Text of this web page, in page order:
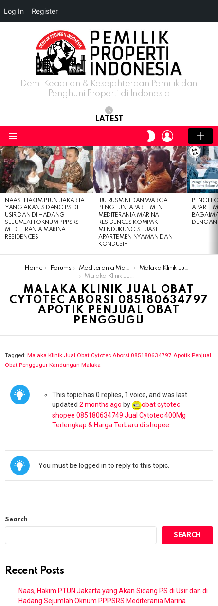
Demi Keadilan & Kesejahteraan Pemilik dan
Penghuni Properti di Indonesia
LATEST
SWITCH
SKIN
LOGIN
LATEST
STORIES
NAAS, HAKIM PTUN JAKARTA
YANG AKAN SIDANG PS DI
USIR DAN DI HADANG
SEJUMLAH OKNUM PPPSRS
MEDITERANIA MARINA
RESIDENCES
IBU RUSMINI DAN WARGA
PENGHUNI APARTEMEN
MEDITERANIA MARINA
RESIDENCES KOMPAK
MENDUKUNG SITUASI
APARTEMEN NYAMAN DAN
KONDUSIF
DENGAN
You are here:
Home Forums Mediterania Marina Residences
Malaka Klinik Jual Obat Cytotec Aborsi 085180634797 Apotik Penjual Obat Penggugur Kandungan Malaka
Malaka Klinik Jual Obat Cytotec Aborsi 085180634797 Apotik Penjual Obat Penggugu
MALAKA KLINIK JUAL OBAT
CYTOTEC ABORSI 085180634797
APOTIK PENJUAL OBAT
PENGGUGU
Tagged: Malaka Klinik Jual Obat Cytotec Aborsi 085180634797 Apotik Penjual
Obat Penggugur Kandungan Malaka
This topic has 0 replies, 1 voice, and was last
updated 2 months ago by
obat cytotec
shopee 085180634749 Jual Cytotec 400Mg
Terlengkap & Harga Terbaru di shopee.
You must be logged in to reply to this topic.
Search
SEARCH
Recent Posts
Naas, Hakim PTUN Jakarta yang Akan Sidang PS di Usir dan di
Hadang Sejumlah Oknum PPPSRS Mediterania Marina
Log In Register